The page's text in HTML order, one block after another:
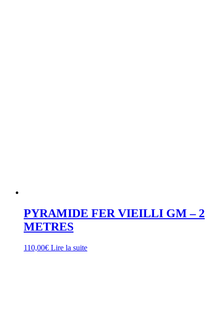
PYRAMIDE FER VIEILLI GM – 2
METRES
110,00€ Lire la suite